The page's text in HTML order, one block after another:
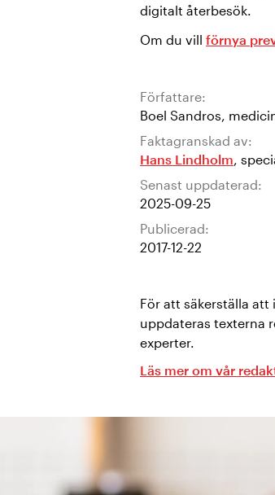
digitalt återbesök.
Om du vill förnya
Författare:
Boel Sandros,
Faktagranskad av:
Hans Lindholm,
Senast uppdaterad:
2025-09-25
Publicerad:
2017-12-22
För att säkerställa
uppdateras texterna
experter.
Läs mer om vår